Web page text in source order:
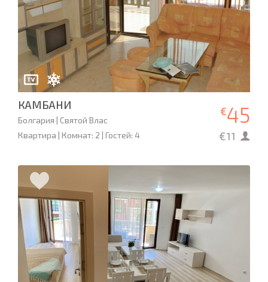
КАМБАНИ
Болгария | Святой Влас
Квартира | Комнат: 2 | Гостей: 4
€45
€11